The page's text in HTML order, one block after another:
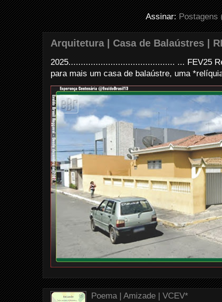
Assinar:Postagens
Arquitetura | Casa de Balaústres |
2025........................................... ... FEV25
para mais um casa de balaústre, uma
Poema | Amizade | VCEV*